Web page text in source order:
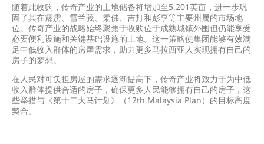
随着此收购，传奇产业的土地储备将增加至5,201英亩，进一步巩
固了其在霹雳、雪兰莪、柔佛、吉打和彭亨等主要州属的市场地
位。传奇产业的战略始终聚焦于收购位于成熟城镇外围但仍能享受
必要便利设施和关键基础设施的土地。这一策略使集团能够有效满
足中低收入群体的房屋需求，助力更多马拉西亚人实现拥有自己的
房子的梦想。
在人民对可负担房屋的需求逐渐提高下，传奇产业将致力于为中低
收入群体提供合适的房子，确保更多人民能够拥有自己的房子，这
些举措与《第十二大马计划》（12th Malaysia Plan）的目标高度
契合。